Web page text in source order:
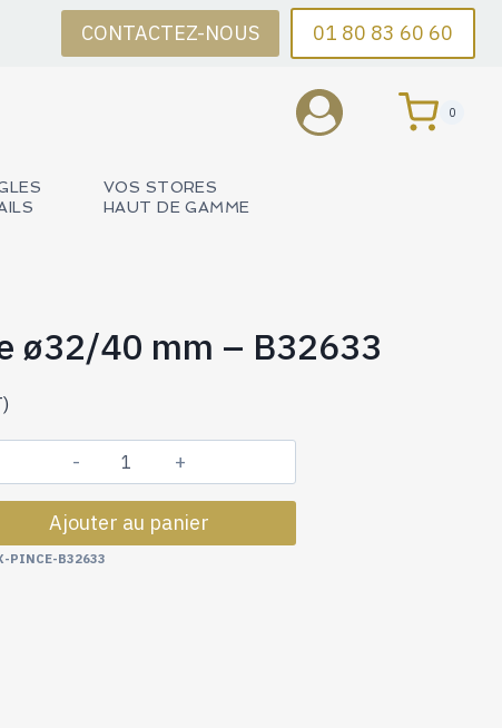
CONTACTEZ-NOUS 01 80 83 60 60
0
VOS STORES
HAUT DE GAMME
ø32/40 mm – B32633
quantité
de
anneaux
Ajouter au panier
PINCE-B32633